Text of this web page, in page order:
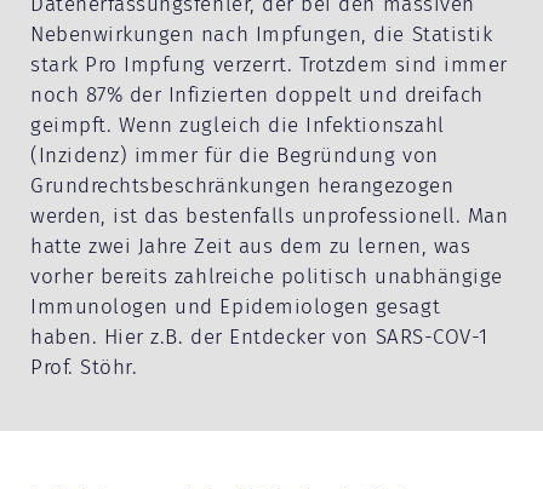
Nebenwirkungen nach Impfungen, die Statistik
stark Pro Impfung verzerrt. Trotzdem sind immer
noch 87% der Infizierten doppelt und dreifach
geimpft. Wenn zugleich die Infektionszahl
(Inzidenz) immer für die Begründung von
Grundrechtsbeschränkungen herangezogen
werden, ist das bestenfalls unprofessionell. Man
hatte zwei Jahre Zeit aus dem zu lernen, was
vorher bereits zahlreiche politisch unabhängige
Immunologen und Epidemiologen gesagt
haben. Hier z.B. der Entdecker von SARS-COV-1
Prof. Stöhr.